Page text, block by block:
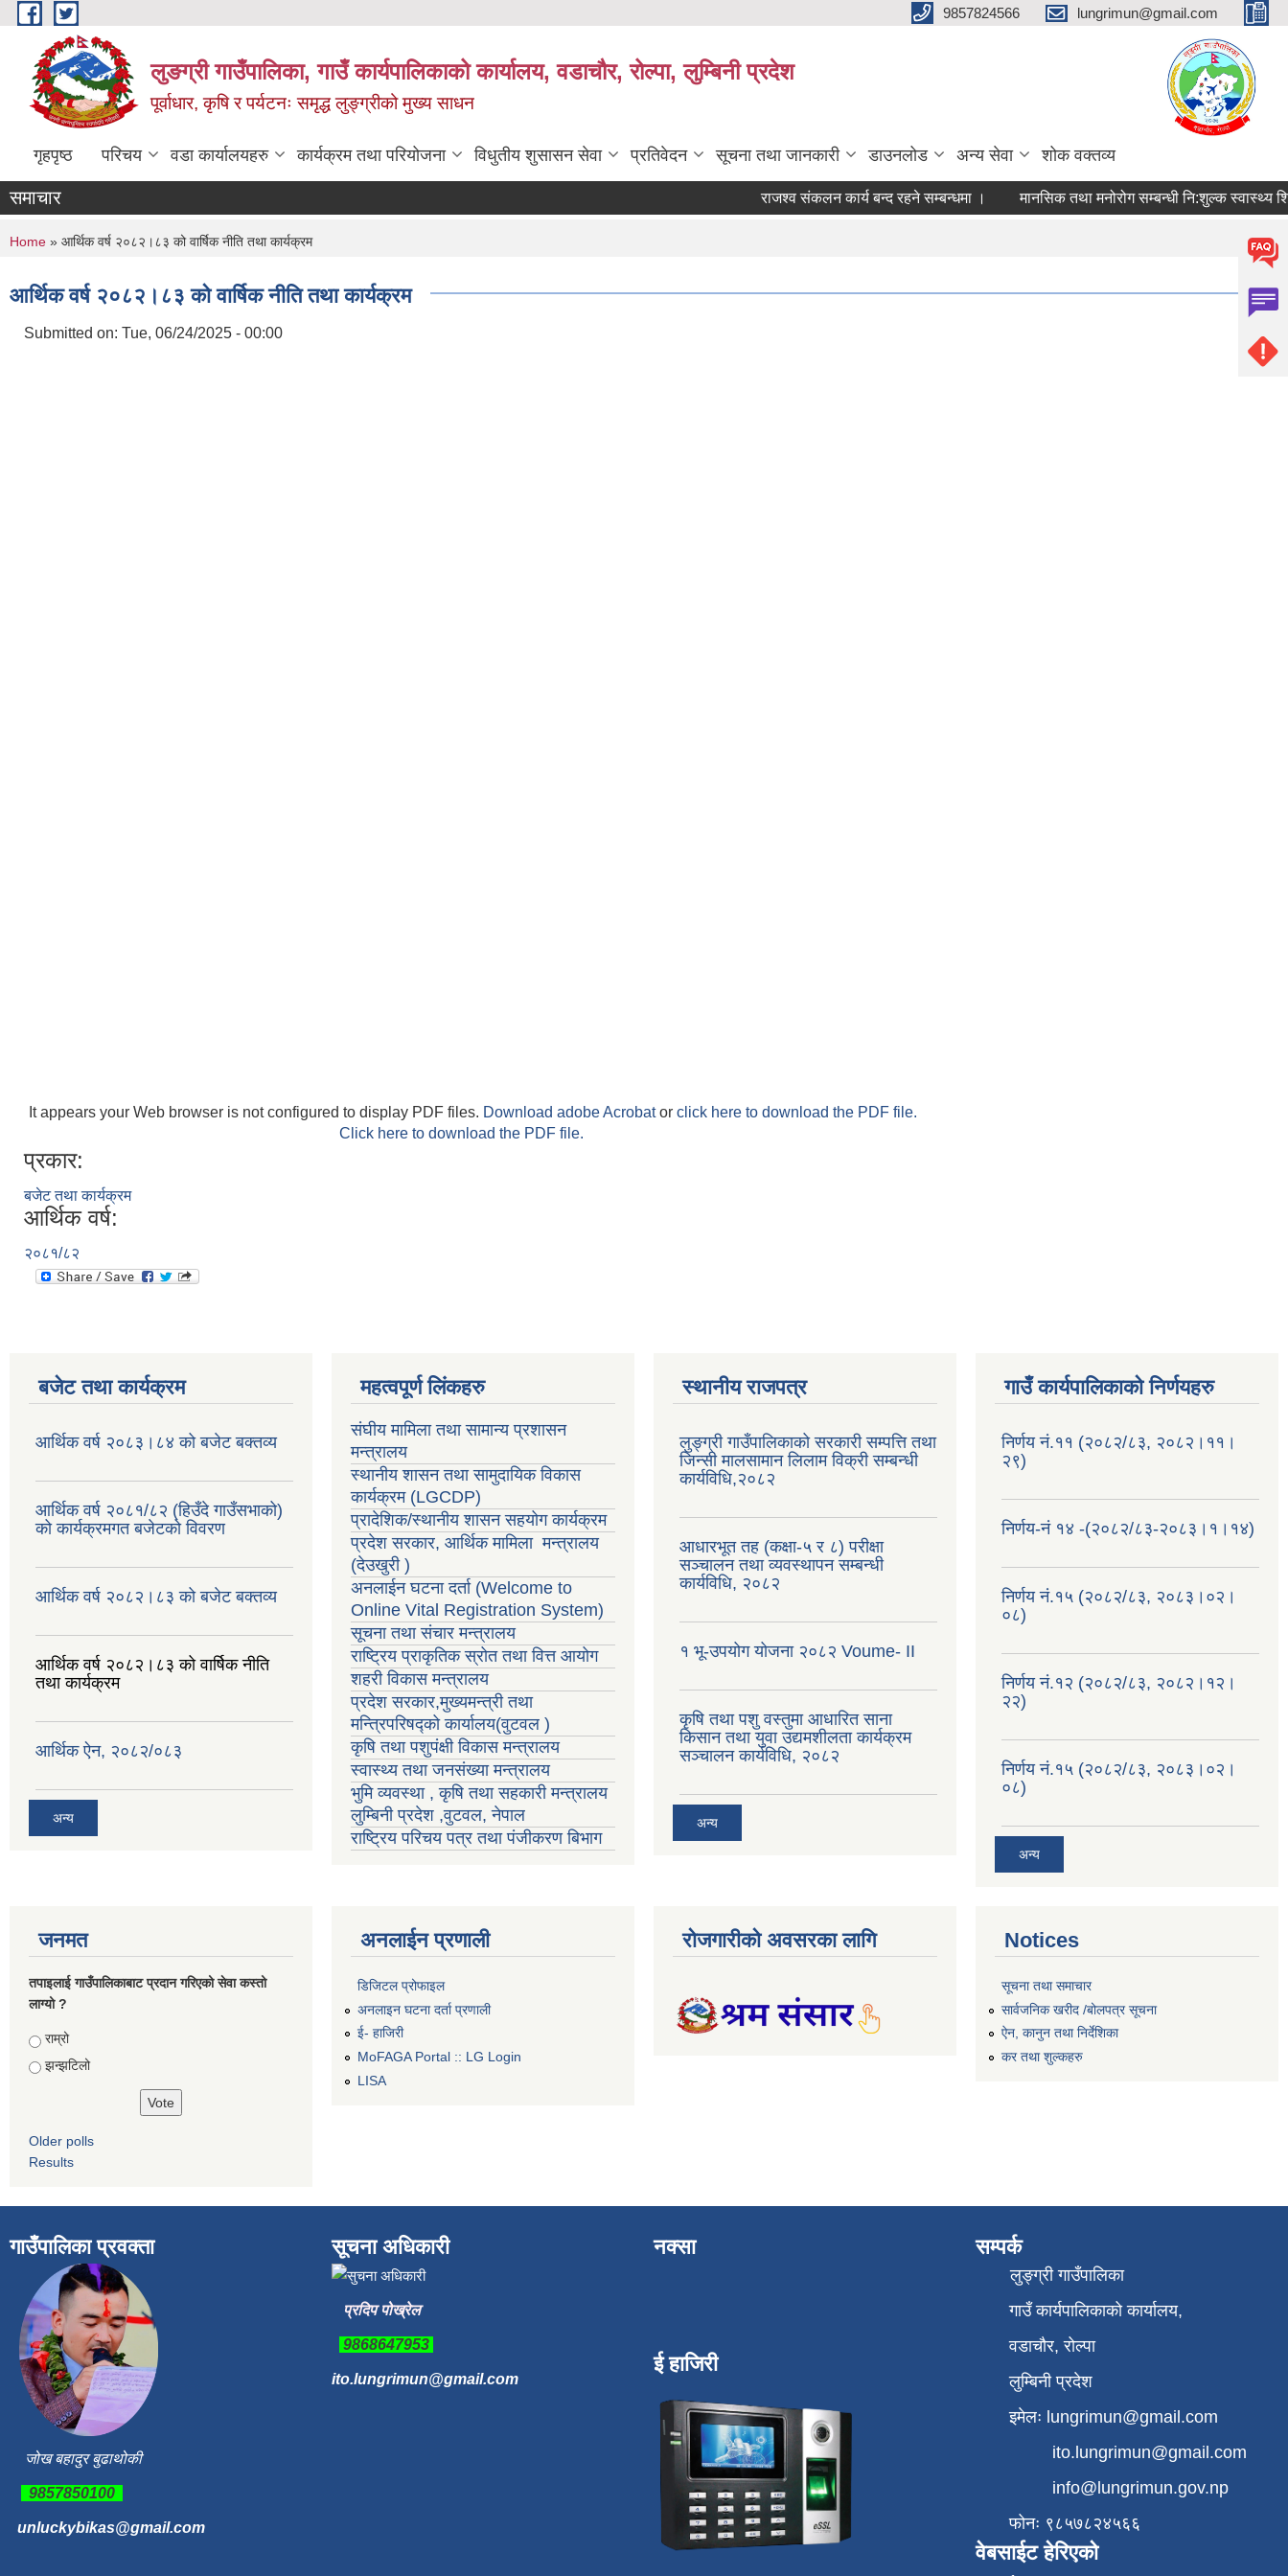
Skip to main content 9857824566 lungrimun@gmail.com
लुङग्री गाउँपालिका, गाउँ कार्यपालिकाको कार्यालय, वडाचौर, रोल्पा, लुम्बिनी प्रदेश
पूर्वाधार, कृषि र पर्यटनः समृद्ध लुङ्ग्रीको मुख्य साधन
गृहपृष्ठ परिचय वडा कार्यालयहरु कार्यक्रम तथा परियोजना विधुतीय शुसासन सेवा प्रतिवेदन सूचना तथा जानकारी डाउनलोड अन्य सेवा शोक वक्तव्य
समाचार राजश्व संकलन कार्य बन्द रहने सम्बन्धमा । मानसिक तथा मनोरोग सम्बन्धी नि:शुल्क स्वास्थ्य
You are here
Home » आर्थिक वर्ष २०८२।८३ को वार्षिक नीति तथा कार्यक्रम
आर्थिक वर्ष २०८२।८३ को वार्षिक नीति तथा कार्यक्रम
Submitted on: Tue, 06/24/2025 - 00:00
It appears your Web browser is not configured to display PDF files. Download adobe Acrobator click here to download the PDF file.
Click here to download the PDF file.
प्रकार:
बजेट तथा कार्यक्रम
आर्थिक वर्ष:
२०८१/८२
बजेट तथा कार्यक्रम
आर्थिक वर्ष २०८३।८४ को बजेट बक्तव्य
आर्थिक वर्ष २०८१/८२ (हिउँदे गाउँसभाको)
को कार्यक्रमगत बजेटको विवरण
आर्थिक वर्ष २०८२।८३ को बजेट बक्तव्य
आर्थिक वर्ष २०८२।८३ को वार्षिक नीति
तथा कार्यक्रम
आर्थिक ऐन, २०८२/०८३
अन्य
महत्वपूर्ण लिंकहरु
संघीय मामिला तथा सामान्य प्रशासन
मन्त्रालय
स्थानीय शासन तथा सामुदायिक विकास
कार्यक्रम (LGCDP)
प्रादेशिक/स्थानीय शासन सहयोग कार्यक्रम
प्रदेश सरकार, आर्थिक मामिला मन्त्रालय
(देउखुरी )
अनलाईन घटना दर्ता (Welcome to
Online Vital Registration System)
सूचना तथा संचार मन्त्रालय
राष्ट्रिय प्राकृतिक स्रोत तथा वित्त आयोग
शहरी विकास मन्त्रालय
प्रदेश सरकार,मुख्यमन्त्री तथा
मन्त्रिपरिषद्को कार्यालय(वुटवल )
कृषि तथा पशुपंक्षी विकास मन्त्रालय
स्वास्थ्य तथा जनसंख्या मन्त्रालय
भुमि व्यवस्था , कृषि तथा सहकारी मन्त्रालय
लुम्बिनी प्रदेश ,वुटवल, नेपाल
राष्ट्रिय परिचय पत्र तथा पंजीकरण बिभाग
स्थानीय राजपत्र
लुङ्ग्री गाउँपालिकाको सरकारी सम्पत्ति तथा
जिन्सी मालसामान लिलाम विक्री सम्बन्धी
कार्यविधि,२०८२
आधारभूत तह (कक्षा-५ र ८) परीक्षा
सञ्चालन तथा व्यवस्थापन सम्बन्धी
कार्यविधि, २०८२
१ भू-उपयोग योजना २०८२ Voume- II
कृषि तथा पशु वस्तुमा आधारित साना
किसान तथा युवा उद्यमशीलता कार्यक्रम
सञ्चालन कार्यविधि, २०८२
अन्य
गाउँ कार्यपालिकाको निर्णयहरु
निर्णय नं.११ (२०८२/८३, २०८२।११।
२९)
निर्णय-नं १४ -(२०८२/८३-२०८३।१।१४)
निर्णय नं.१५ (२०८२/८३, २०८३।०२।
०८)
निर्णय नं.१२ (२०८२/८३, २०८२।१२।
२२)
निर्णय नं.१५ (२०८२/८३, २०८३।०२।
०८)
अन्य
जनमत
तपाइलाई गाउँपालिकाबाट प्रदान गरिएको सेवा कस्तो
लाग्यो ?
Choices
राम्रो
झन्झटिलो
Older polls
Results
अनलाईन प्रणाली
डिजिटल प्रोफाइल
अनलाइन घटना दर्ता प्रणाली
ई- हाजिरी
MoFAGA Portal :: LG Login
LISA
रोजगारीको अवसरका लागि Notices
सूचना तथा समाचार
सार्वजनिक खरीद /बोलपत्र सूचना
ऐन, कानुन तथा निर्देशिका
कर तथा शुल्कहरु
गाउँपालिका प्रवक्ता
जोख बहादुर बुढाथोकी
9857850100
unluckybikas@gmail.com
सूचना अधिकारी
प्रदिप पोख्रेल
9868647953
ito.lungrimun@gmail.com
नक्सा
ई हाजिरी
सम्पर्क
लुङ्ग्री गाउँपालिका
गाउँ कार्यपालिकाको कार्यालय,
वडाचौर, रोल्पा
लुम्बिनी प्रदेश
इमेलः lungrimun@gmail.com
ito.lungrimun@gmail.com
info@lungrimun.gov.np
फोनः ९८५७८२४५६६
वेबसाईट हेरिएको